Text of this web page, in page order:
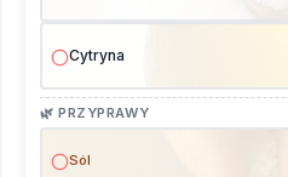
Cytryna
🌿 PRZYPRAWY
Sól